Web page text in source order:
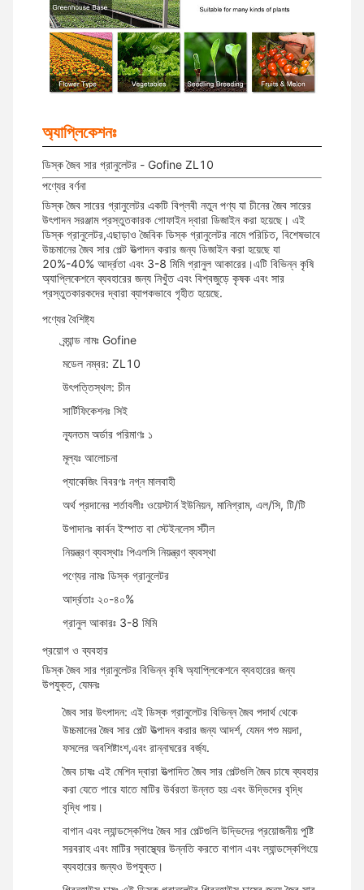
অ্যাপ্লিকেশনঃ
ডিস্ক জৈব সার গ্রানুলেটর - Gofine ZL10
পণ্যের বর্ণনা
ডিস্ক জৈব সারের গ্রানুলেটর একটি বিপ্লবী নতুন পণ্য যা চীনের জৈব সারের
উৎপাদন সরঞ্জাম প্রস্তুতকারক গোফাইন দ্বারা ডিজাইন করা হয়েছে। এই
ডিস্ক গ্রানুলেটর,এছাড়াও জৈবিক ডিস্ক গ্রানুলেটর নামে পরিচিত, বিশেষভাবে
উচ্চমানের জৈব সার পেল্ট উত্পাদন করার জন্য ডিজাইন করা হয়েছে যা
20%-40% আর্দ্রতা এবং 3-8 মিমি গ্রানুল আকারের।এটি বিভিন্ন কৃষি
অ্যাপ্লিকেশনে ব্যবহারের জন্য নিখুঁত এবং বিশ্বজুড়ে কৃষক এবং সার
প্রস্তুতকারকদের দ্বারা ব্যাপকভাবে গৃহীত হয়েছে.
পণ্যের বৈশিষ্ট্য
ব্র্যান্ড নামঃ Gofine
মডেল নম্বর: ZL10
উৎপত্তিস্থল: চীন
সার্টিফিকেশনঃ সিই
ন্যূনতম অর্ডার পরিমাণঃ ১
মূল্যঃ আলোচনা
প্যাকেজিং বিবরণঃ নগ্ন মালবাহী
অর্থ প্রদানের শর্তাবলীঃ ওয়েস্টার্ন ইউনিয়ন, মানিগ্রাম, এল/সি, টি/টি
উপাদানঃ কার্বন ইস্পাত বা স্টেইনলেস স্টীল
নিয়ন্ত্রণ ব্যবস্থাঃ পিএলসি নিয়ন্ত্রণ ব্যবস্থা
পণ্যের নামঃ ডিস্ক গ্রানুলেটর
আর্দ্রতাঃ ২০-৪০%
গ্রানুল আকারঃ 3-8 মিমি
প্রয়োগ ও ব্যবহার
ডিস্ক জৈব সার গ্রানুলেটর বিভিন্ন কৃষি অ্যাপ্লিকেশনে ব্যবহারের জন্য
উপযুক্ত, যেমনঃ
জৈব সার উৎপাদন: এই ডিস্ক গ্রানুলেটর বিভিন্ন জৈব পদার্থ থেকে
উচ্চমানের জৈব সার পেল্ট উত্পাদন করার জন্য আদর্শ, যেমন পশু ময়দা,
ফসলের অবশিষ্টাংশ,এবং রান্নাঘরের বর্জ্য.
জৈব চাষঃ এই মেশিন দ্বারা উত্পাদিত জৈব সার পেল্টগুলি জৈব চাষে ব্যবহার
করা যেতে পারে যাতে মাটির উর্বরতা উন্নত হয় এবং উদ্ভিদের বৃদ্ধি
বৃদ্ধি পায়।
বাগান এবং ল্যান্ডস্কেপিংঃ জৈব সার পেল্টগুলি উদ্ভিদের প্রয়োজনীয় পুষ্টি
সরবরাহ এবং মাটির স্বাস্থ্যের উন্নতি করতে বাগান এবং ল্যান্ডস্কেপিংয়ে
ব্যবহারের জন্যও উপযুক্ত।